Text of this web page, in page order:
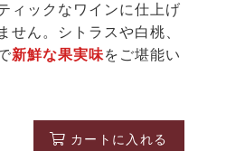
ィックなワインに仕上げ
せん。シトラスや白桃、
新鮮な果実味をご堪能い
カートに入れる